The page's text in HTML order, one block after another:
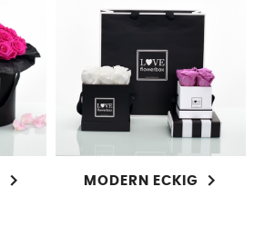
MODERN ECKIG